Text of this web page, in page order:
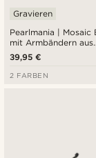
Pearlmania | Mosaic
mit Armbändern aus
mehrfarbigen
Gravieren
39,95 €
2 FARBEN